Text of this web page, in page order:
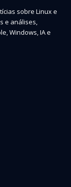
sobre Linux e
e análises,
Windows, IA e